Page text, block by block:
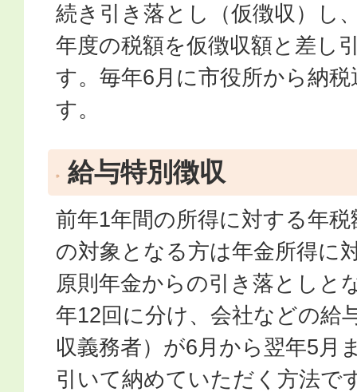
続き引き落とし（仮徴収）し
年度の税額を仮徴収額と差し
す。毎年6月に市役所から納
す。
給与特別徴収
前年1年間の所得に対する年
の対象となる方は年金所得に
原則年金からの引き落としと
年12回に分け、会社などの給
収義務者）が6月から翌年5月
引いて納めていただく方法で